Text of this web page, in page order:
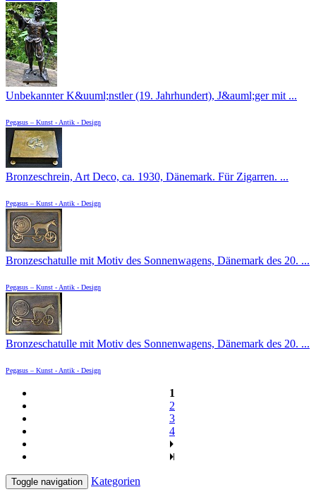
Unbekannter K&uuml;nstler (19. Jahrhundert), J&auml;ger mit ...
Pegasus – Kunst - Antik - Design
Bronzeschrein, Art Deco, ca. 1930, Dänemark. Für Zigarren. ...
Pegasus – Kunst - Antik - Design
Bronzeschatulle mit Motiv des Sonnenwagens, Dänemark des 20. ...
Pegasus – Kunst - Antik - Design
Bronzeschatulle mit Motiv des Sonnenwagens, Dänemark des 20. ...
Pegasus – Kunst - Antik - Design
1
2
3
4
Toggle navigation Kategorien